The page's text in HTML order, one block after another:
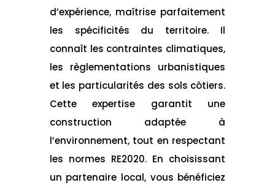
d’expérience, maîtrise parfaitement
les spécificités du territoire. Il
connaît les contraintes climatiques,
les règlementations urbanistiques
et les particularités des sols côtiers.
Cette expertise garantit une
construction adaptée à
l’environnement, tout en respectant
les normes RE2020. En choisissant
un partenaire local, vous bénéficiez